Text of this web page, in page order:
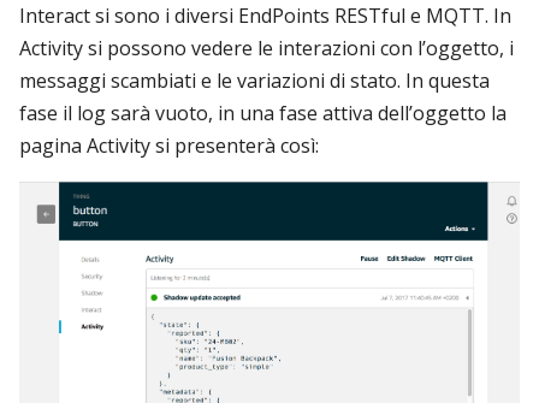
Interact si sono i diversi EndPoints RESTful e MQTT. In
Activity si possono vedere le interazioni con l’oggetto, i
messaggi scambiati e le variazioni di stato. In questa
fase il log sarà vuoto, in una fase attiva dell’oggetto la
pagina Activity si presenterà così: